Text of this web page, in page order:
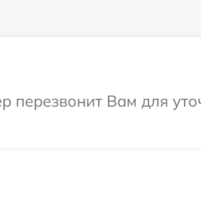
перезвонит Вам для